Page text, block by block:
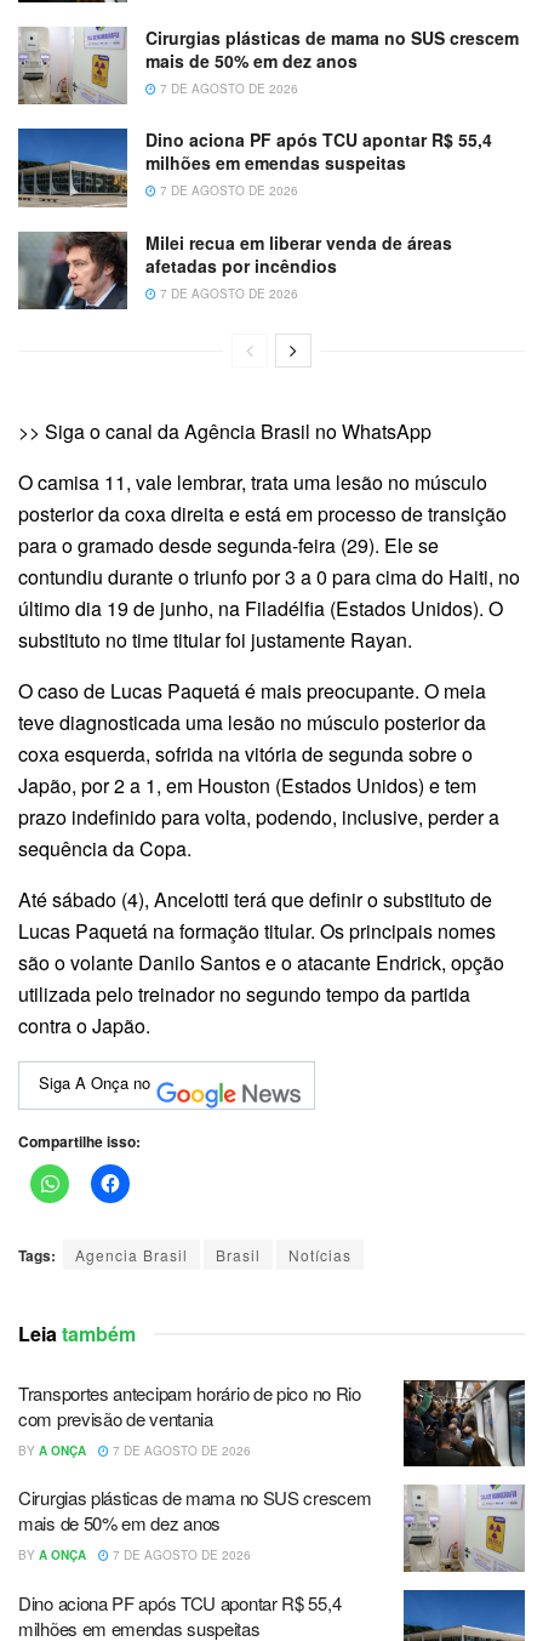
Cirurgias plásticas de mama no SUS crescem
mais de 50% em dez anos
7 DE AGOSTO DE 2026
Dino aciona PF após TCU apontar R$ 55,4
milhões em emendas suspeitas
7 DE AGOSTO DE 2026
Milei recua em liberar venda de áreas
afetadas por incêndios
7 DE AGOSTO DE 2026
>> Siga o canal da Agência Brasil no WhatsApp
O camisa 11, vale lembrar, trata uma lesão no músculo
posterior da coxa direita e está em processo de transição
para o gramado desde segunda-feira (29). Ele se
contundiu durante o triunfo por 3 a 0 para cima do Haiti, no
último dia 19 de junho, na Filadélfia (Estados Unidos). O
substituto no time titular foi justamente Rayan.
O caso de Lucas Paquetá é mais preocupante. O meia
teve diagnosticada uma lesão no músculo posterior da
coxa esquerda, sofrida na vitória de segunda sobre o
Japão, por 2 a 1, em Houston (Estados Unidos) e tem
prazo indefinido para volta, podendo, inclusive, perder a
sequência da Copa.
Até sábado (4), Ancelotti terá que definir o substituto de
Lucas Paquetá na formação titular. Os principais nomes
são o volante Danilo Santos e o atacante Endrick, opção
utilizada pelo treinador no segundo tempo da partida
contra o Japão.
Siga A Onça no
Compartilhe isso:
Tags: Agencia Brasil Brasil Notícias
Leia também
Transportes antecipam horário de pico no Rio
com previsão de ventania
BY A ONÇA 7 DE AGOSTO DE 2026
Cirurgias plásticas de mama no SUS crescem
mais de 50% em dez anos
BY A ONÇA 7 DE AGOSTO DE 2026
Dino aciona PF após TCU apontar R$ 55,4
milhões em emendas suspeitas